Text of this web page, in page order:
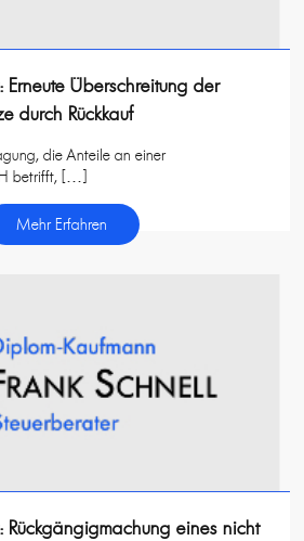
Erneute Überschreitung der
durch Rückkauf
die Anteile an einer
betrifft, […]
Mehr Erfahren
Rückgängigmachung eines nicht